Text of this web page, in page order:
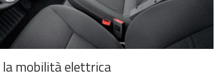
mobilità elettrica